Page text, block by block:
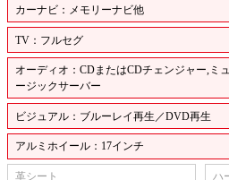
カーナビ：メモリーナビ他
TV：フルセグ
オーディオ：CDまたはCDチェンジャー,ミ
ージックサーバー
ビジュアル：ブルーレイ再生／DVD再生
アルミホイール：17インチ
革シート ハ